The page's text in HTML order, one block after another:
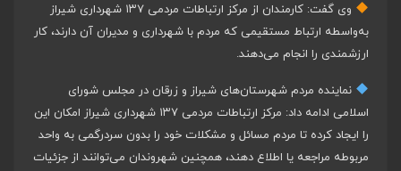
وی گفت: کارمندان از مرکز ارتباطات مردمی ۱۳۷ شهرداری شیراز
به‌واسطه ارتباط مستقیمی که مردم با شهرداری و مدیران آن دارند، کار
ارزشمندی را انجام می‌دهند.
نماینده مردم شهرستان‌های شیراز و زرقان در مجلس شورای
اسلامی ادامه داد: مرکز ارتباطات مردمی ۱۳۷ شهرداری شیراز امکان این
را ایجاد کرده تا مردم مسائل و مشکلات خود را بدون سردرگمی به واحد
مربوطه مراجعه یا اطلاع دهند، همچنین شهروندان می‌توانند از جزئیات